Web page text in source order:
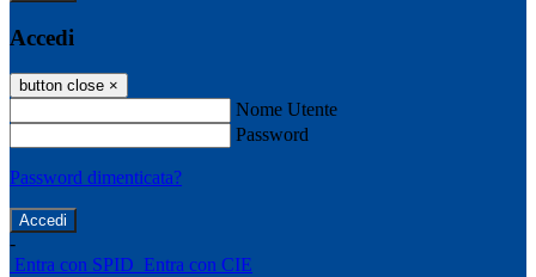
Accedi
button close ×
Nome Utente
Password
Password dimenticata?
-
Entra con SPID Entra con CIE